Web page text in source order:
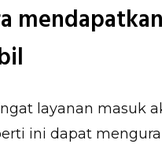
mendapatkan
layanan masuk
ini dapat